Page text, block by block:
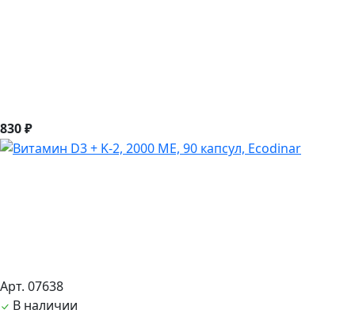
830 ₽
Арт. 07638
В наличии